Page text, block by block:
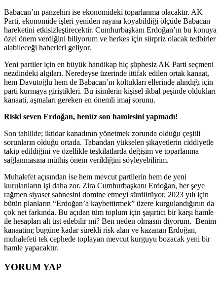
Babacan’ın panzehiri ise ekonomideki toparlanma olacaktır. AK
Parti, ekonomide işleri yeniden rayına koyabildiği ölçüde Babacan
hareketini etkisizleştirecektir. Cumhurbaşkanı Erdoğan’ın bu konuya
özel önem verdiğini biliyorum ve herkes için sürpriz olacak tedbirler
alabileceği haberleri geliyor.
Yeni partiler için en büyük handikap hiç şüphesiz AK Parti seçmeni
nezdindeki algıları. Neredeyse üzerinde ittifak edilen ortak kanaat,
hem Davutoğlu hem de Babacan’ın koltukları ellerinde alındığı için
parti kurmaya giriştikleri. Bu isimlerin kişisel ikbal peşinde oldukları
kanaati, aşmaları gereken en önemli imaj sorunu.
Riski seven Erdoğan, henüz son hamlesini yapmadı!
Son tahlilde; iktidar kanadının yönetmek zorunda olduğu çeşitli
sorunların olduğu ortada. Tabandan yükselen şikayetlerin ciddiyetle
takip edildiğini ve özellikle teşkilatlarda değişim ve toparlanma
sağlanmasına müthiş önem verildiğini söyleyebilirim.
Muhalefet açısından ise hem mevcut partilerin hem de yeni
kurulanların işi daha zor. Zira Cumhurbaşkanı Erdoğan, her şeye
rağmen siyaset sahnesini domine etmeyi sürdürüyor. 2023 yılı için
bütün planların “Erdoğan’a kaybettirmek” üzere kurgulandığının da
çok net farkında. Bu açıdan tüm toplum için şaşırtıcı bir karşı hamle
ile hesapları alt üst edebilir mi? Ben neden olmasın diyorum. Benim
kanaatim; bugüne kadar sürekli risk alan ve kazanan Erdoğan,
muhalefeti tek cephede toplayan mevcut kurguyu bozacak yeni bir
hamle yapacaktır.
YORUM YAP